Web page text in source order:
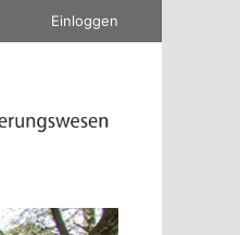
Einloggen